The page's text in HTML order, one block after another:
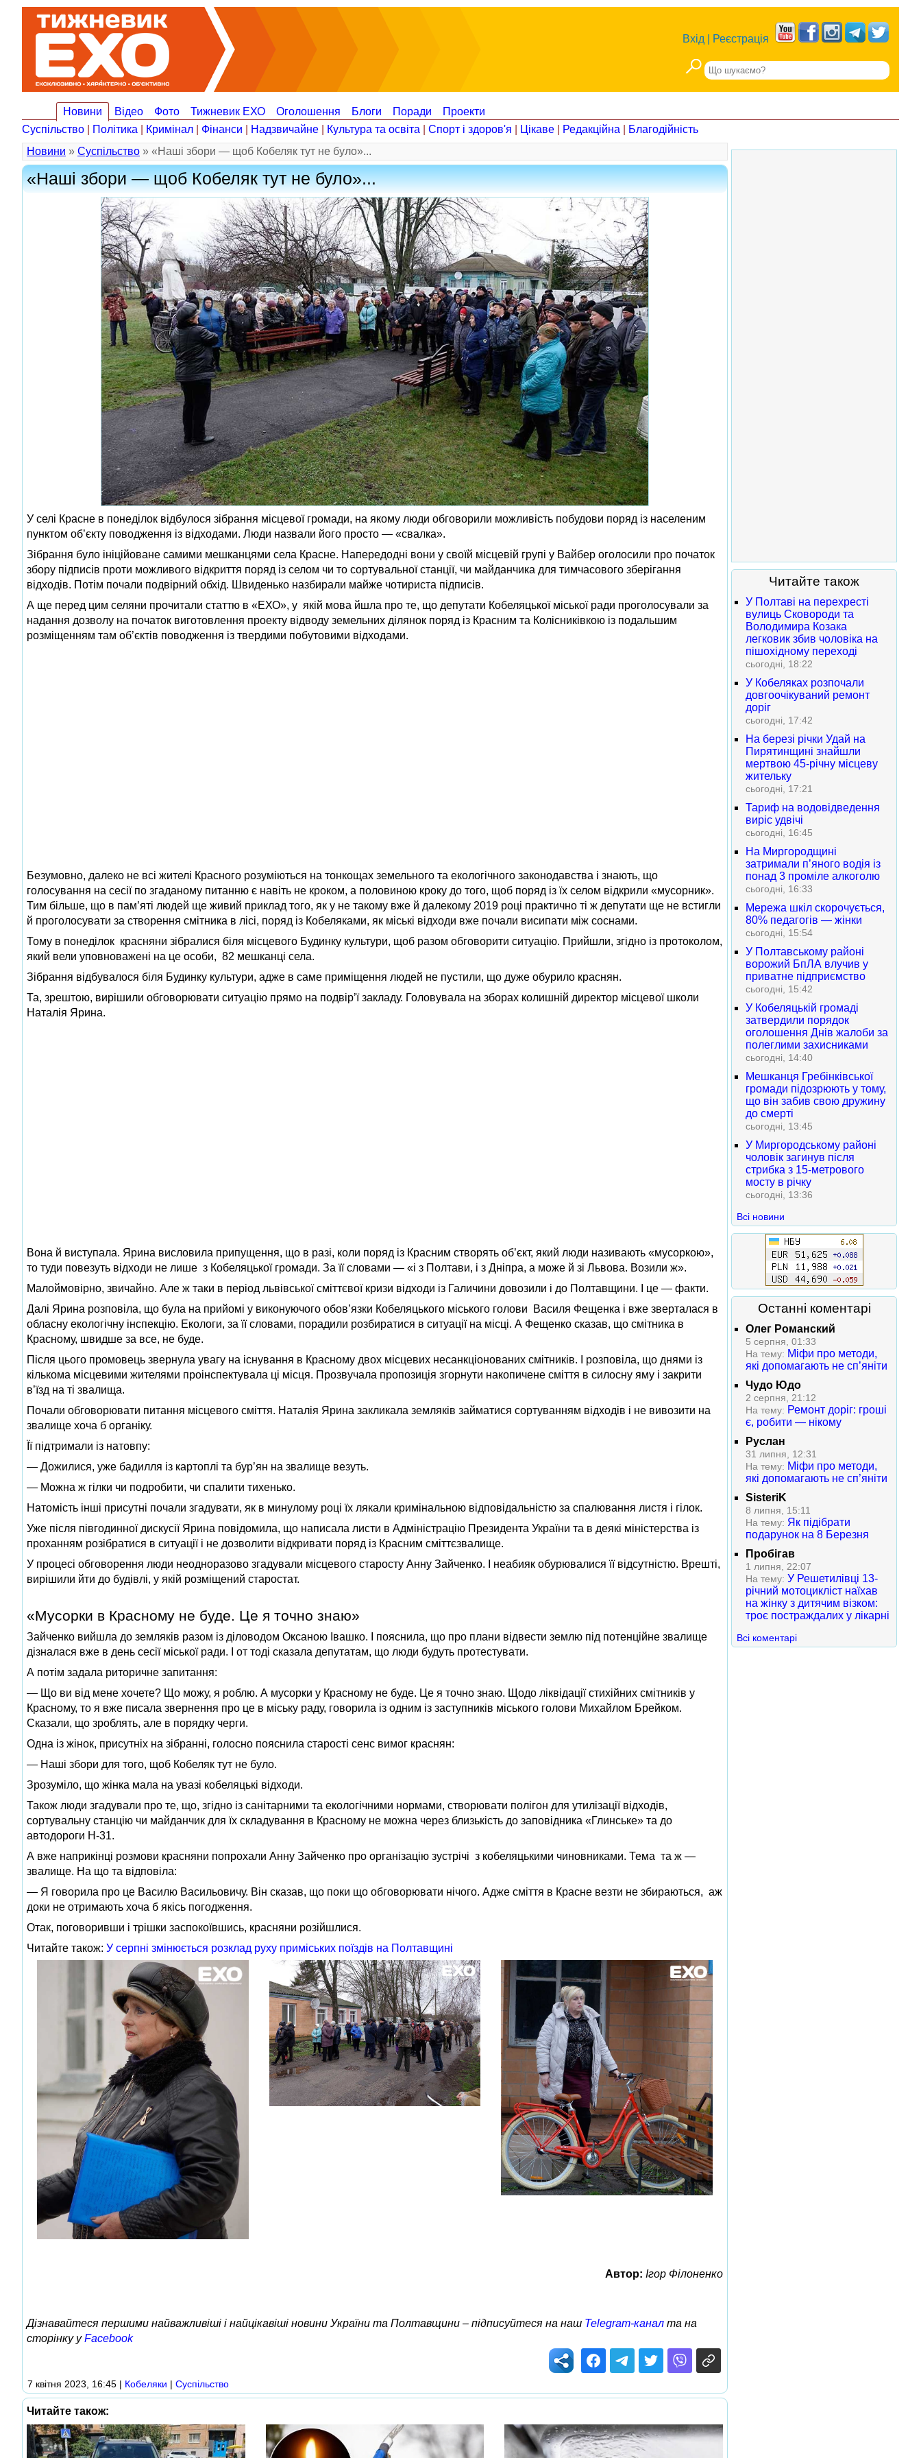
Вхід Реєстрація
Новини Відео Фото Тижневик ЕХО Оголошення Блоги Поради
Проекти
Суспільство
Політика Кримінал Фінанси Надзвичайне Культура та освіта Спорт і здоров'я Цікаве Редакційна
Благодійність
Новини » Суспільство » «Наші збори — щоб Кобеляк тут не було»...
«Наші збори — щоб Кобеляк тут не було»...
У селі Красне в понеділок відбулося зібрання місцевої громади, на якому люди обговорили можливість побудови поряд із населеним
пунктом об’єкту поводження із відходами. Люди назвали його просто — «свалка».
Зібрання було ініційоване самими мешканцями села Красне. Напередодні вони у своїй місцевій групі у Вайбер оголосили про початок
збору підписів проти можливого відкриття поряд із селом чи то сортувальної станції, чи майданчика для тимчасового зберігання
відходів. Потім почали подвірний обхід. Швиденько назбирали майже чотириста підписів.
А ще перед цим селяни прочитали статтю в «ЕХО», у якій мова йшла про те, що депутати Кобеляцької міської ради проголосували за
надання дозволу на початок виготовлення проекту відводу земельних ділянок поряд із Красним та Колісниківкою із подальшим
розміщенням там об’єктів поводження із твердими побутовими відходами.
Безумовно, далеко не всі жителі Красного розуміються на тонкощах земельного та екологічного законодавства і знають, що
голосування на сесії по згаданому питанню є навіть не кроком, а половиною кроку до того, щоб поряд із їх селом відкрили «мусорник».
Тим більше, що в пам’яті людей ще живий приклад того, як у не такому вже й далекому 2019 році практично ті ж депутати ще не встигли
й проголосувати за створення смітника в лісі, поряд із Кобеляками, як міські відходи вже почали висипати між соснами.
Тому в понеділок красняни зібралися біля місцевого Будинку культури, щоб разом обговорити ситуацію. Прийшли, згідно із протоколом,
який вели уповноважені на це особи, 82 мешканці села.
Зібрання відбувалося біля Будинку культури, адже в саме приміщення людей не пустили, що дуже обурило краснян.
Та, зрештою, вирішили обговорювати ситуацію прямо на подвір’ї закладу. Головувала на зборах колишній директор місцевої школи
Наталія Ярина.
Вона й виступала. Ярина висловила припущення, що в разі, коли поряд із Красним створять об’єкт, який люди називають «мусоркою»,
то туди повезуть відходи не лише з Кобеляцької громади. За її словами — «і з Полтави, і з Дніпра, а може й зі Львова. Возили ж».
Малоймовірно, звичайно. Але ж таки в період львівської сміттєвої кризи відходи із Галичини довозили і до Полтавщини. І це — факти.
Далі Ярина розповіла, що була на прийомі у виконуючого обов’язки Кобеляцького міського голови Василя Фещенка і вже зверталася в
обласну екологічну інспекцію. Екологи, за її словами, порадили розбиратися в ситуації на місці. А Фещенко сказав, що смітника в
Красному, швидше за все, не буде.
Після цього промовець звернула увагу на існування в Красному двох місцевих несанкціонованих смітників. І розповіла, що днями із
кількома місцевими жителями проінспектувала ці місця. Прозвучала пропозиція згорнути накопичене сміття в силосну яму і закрити
в’їзд на ті звалища.
Почали обговорювати питання місцевого сміття. Наталія Ярина закликала земляків займатися сортуванням відходів і не вивозити на
звалище хоча б органіку.
Її підтримали із натовпу:
— Дожилися, уже бадилля із картоплі та бур’ян на звалище везуть.
— Можна ж гілки чи подробити, чи спалити тихенько.
Натомість інші присутні почали згадувати, як в минулому році їх лякали кримінальною відповідальністю за спалювання листя і гілок.
Уже після півгодинної дискусії Ярина повідомила, що написала листи в Адміністрацію Президента України та в деякі міністерства із
проханням розібратися в ситуації і не дозволити відкривати поряд із Красним сміттєзвалище.
У процесі обговорення люди неодноразово згадували місцевого старосту Анну Зайченко. І неабияк обурювалися її відсутністю. Врешті,
вирішили йти до будівлі, у якій розміщений старостат.
«Мусорки в Красному не буде. Це я точно знаю»
Зайченко вийшла до земляків разом із діловодом Оксаною Івашко. І пояснила, що про плани відвести землю під потенційне звалище
дізналася вже в день сесії міської ради. І от тоді сказала депутатам, що люди будуть протестувати.
А потім задала риторичне запитання:
— Що ви від мене хочете? Що можу, я роблю. А мусорки у Красному не буде. Це я точно знаю. Щодо ліквідації стихійних смітників у
Красному, то я вже писала звернення про це в міську раду, говорила із одним із заступників міського голови Михайлом Брейком.
Сказали, що зроблять, але в порядку черги.
Одна із жінок, присутніх на зібранні, голосно пояснила старості сенс вимог краснян:
— Наші збори для того, щоб Кобеляк тут не було.
Зрозуміло, що жінка мала на увазі кобеляцькі відходи.
Також люди згадували про те, що, згідно із санітарними та екологічними нормами, створювати полігон для утилізації відходів,
сортувальну станцію чи майданчик для їх складування в Красному не можна через близькість до заповідника «Глинське» та до
автодороги Н-31.
А вже наприкінці розмови красняни попрохали Анну Зайченко про організацію зустрічі з кобеляцькими чиновниками. Тема та ж —
звалище. На що та відповіла:
— Я говорила про це Василю Васильовичу. Він сказав, що поки що обговорювати нічого. Адже сміття в Красне везти не збираються, аж
доки не отримають хоча б якісь погодження.
Отак, поговоривши і трішки заспокоївшись, красняни розійшлися.
Читайте також: У серпні змінюється розклад руху приміських поїздів на Полтавщині
Автор: Ігор Філоненко
Дізнавайтеся першими найважливіші і найцікавіші новини України та Полтавщини – підписуйтеся на наш Telegram-канал та на
сторінку уFacebook
7 квітня 2023, 16:45 | Кобеляки | Суспільство
Читайте також:
Читайте також
У Полтаві на перехресті
вулиць Сковороди та
Володимира Козака
легковик збив чоловіка на
пішохідному переході
сьогодні, 18:22
У Кобеляках розпочали
довгоочікуваний ремонт
доріг
сьогодні, 17:42
На березі річки Удай на
Пирятинщині знайшли
мертвою 45-річну місцеву
жительку
сьогодні, 17:21
Тариф на водовідведення
виріс удвічі
сьогодні, 16:45
На Миргородщині
затримали п’яного водія із
понад 3 проміле алкоголю
сьогодні, 16:33
Мережа шкіл скорочується,
80% педагогів — жінки
сьогодні, 15:54
У Полтавському районі
ворожий БпЛА влучив у
приватне підприємство
сьогодні, 15:42
У Кобеляцькій громаді
затвердили порядок
оголошення Днів жалоби за
полеглими захисниками
сьогодні, 14:40
Мешканця Гребінківської
громади підозрюють у тому,
що він забив свою дружину
до смерті
сьогодні, 13:45
У Миргородському районі
чоловік загинув після
стрибка з 15-метрового
мосту в річку
сьогодні, 13:36
Всі новини
Останні коментарі
Олег Романский
5 серпня, 01:33
На тему: Міфи про методи,
які допомагають не сп’яніти
Чудо Юдо
2 серпня, 21:12
На тему: Ремонт доріг: гроші
є, робити — нікому
Руслан
31 липня, 12:31
На тему: Міфи про методи,
які допомагають не сп’яніти
SisteriK
8 липня, 15:11
На тему: Як підібрати
подарунок на 8 Березня
Пробігав
1 липня, 22:07
На тему: У Решетилівці 13-
річний мотоцикліст наїхав
на жінку з дитячим візком:
троє постраждалих у лікарні
Всі коментарі